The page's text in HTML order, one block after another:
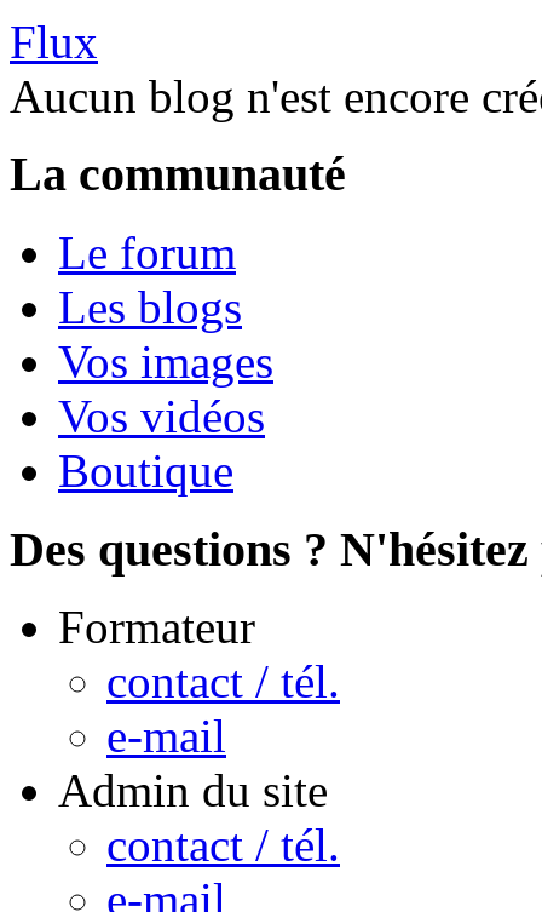
Flux
Aucun blog n'est encore
La communauté
Le forum
Les blogs
Vos images
Vos vidéos
Boutique
Des questions ?
Formateur
contact / tél.
e-mail
Admin du site
contact / tél.
e-mail